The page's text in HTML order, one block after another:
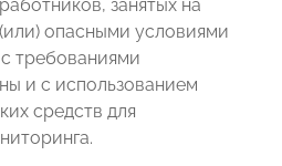
занятых на
опасными условиями
требованиями
и с использованием
средств для